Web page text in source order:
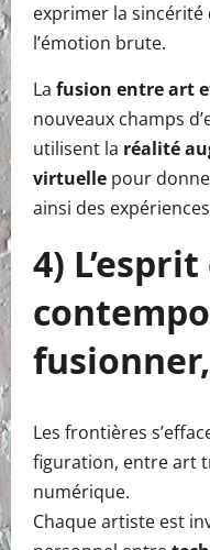
exprimer la sincérité
l’émotion brute.
La fusion entre art
nouveaux champs
utilisent la réalité
virtuelle pour
ainsi des
4)
Les frontières
figuration, entre art
numérique.
Chaque artiste est